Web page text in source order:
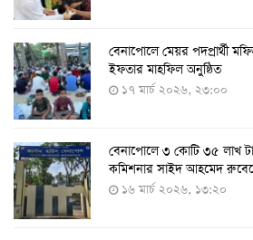
দেশেই তৈরি হলো করোনা
ঘণ্টা
৭ আগস্ট ২০২২, ১৪:০৩
১১ আগস্ট থেকে
দেওয়া
৭ আগস্ট ২০২২, ১৩:৫৩
বেনাপোলে মেয়র পদপ্রার্থী
ইফতার মাহফিল অনুষ্ঠিত
১৭ মার্চ ২০২৬, ২৩:০০
বেনাপোলে ৩ কোটি ৩৫ লাখ
কমিশনার সাইদ আহমেদ
১৬ মার্চ ২০২৬, ১৩:২০